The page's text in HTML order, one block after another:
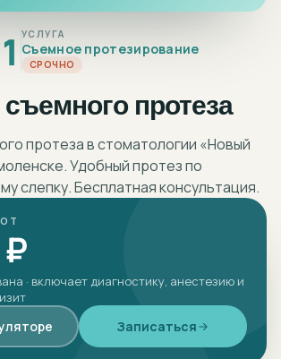
УСЛУГА
Съемное протезирование
СРОЧНО
протеза
протеза в стоматологии «Новый
Удобный протез по
слепку. Бесплатная консультация.
· включает диагностику, анестезию и
Записаться